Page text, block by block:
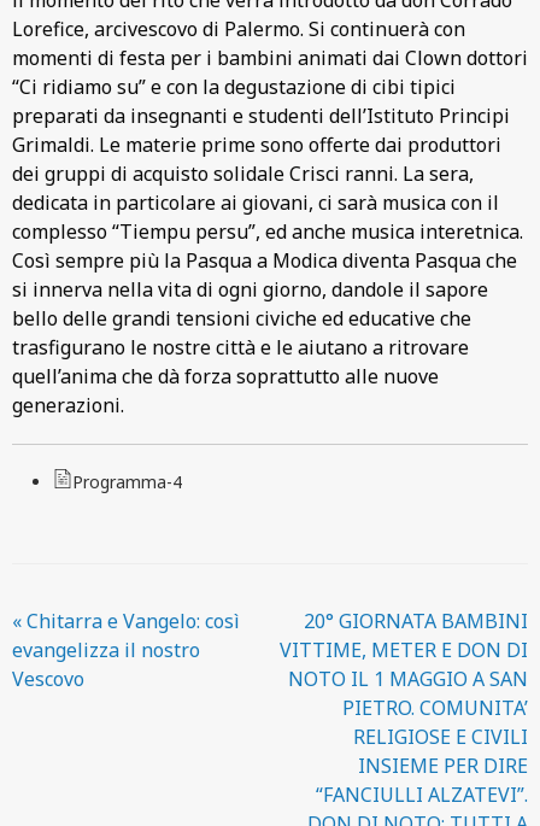
Lorefice, arcivescovo di Palermo. Si continuerà con
momenti di festa per i bambini animati dai Clown dottori
“Ci ridiamo su” e con la degustazione di cibi tipici
preparati da insegnanti e studenti dell’Istituto Principi
Grimaldi. Le materie prime sono offerte dai produttori
dei gruppi di acquisto solidale Crisci ranni. La sera,
dedicata in particolare ai giovani, ci sarà musica con il
complesso “Tiempu persu”, ed anche musica interetnica.
Così sempre più la Pasqua a Modica diventa Pasqua che
si innerva nella vita di ogni giorno, dandole il sapore
bello delle grandi tensioni civiche ed educative che
trasfigurano le nostre città e le aiutano a ritrovare
quell’anima che dà forza soprattutto alle nuove
generazioni.
Programma-4
«Chitarra e Vangelo: così
evangelizza il nostro
Vescovo
20° GIORNATA BAMBINI
VITTIME, METER E DON DI
NOTO IL 1 MAGGIO A SAN
PIETRO. COMUNITA’
RELIGIOSE E CIVILI
INSIEME PER DIRE
“FANCIULLI ALZATEVI”.